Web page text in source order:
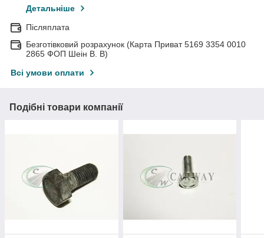
Детальніше
Післяплата
Безготівковий розрахунок (Карта Приват 5169 3354 0010
2865 ФОП Шеін В. В)
Всі умови оплати
Подібні товари компанії